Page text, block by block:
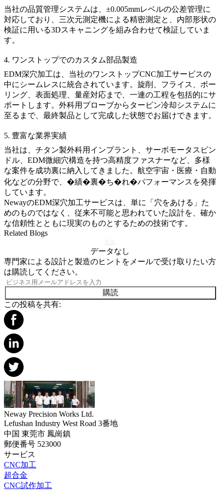
当社の品質管理システムは、 ±0.005mmレベルの公差管理に
対応しており、三次元測定機による精密測定と、内部形状の
検証に用いる3Dスキャニングを組み合わせて検証していま
す。
4. ワンストップでのカスタム部品製造
EDM深穴加工は、当社のワンストップCNC加工サービスの
中にシームレスに統合されています。旋削、フライス、ボー
リング、表面処理、 量産対応まで、一連の工程を包括的にサ
ポートします。外科用プローブからタービン冷却システムに
至るまで、最終製品として完成した状態でお届けできます。
5. 豊富な業界実績
当社は、チタン製外科用インプラント、サーボモータスピン
ドル、EDM微細穴構造を持つ高精度ファスナーなど、多様
な案件を成功裏に納入してきました。航空宇宙・医療・自動
化などの分野で、�績�裏�ち�れ�パフォーマンスを発揮
しています。
NewayのEDM深穴加工サービスは、単に「穴をあける」た
めのものではなく、従来不可能と思われていた設計を、確か
な信頼性とともに現実のものとするための技術です。
Related Blogs
データなし
専門家による設計と製造のヒントをメールで受け取りたい方
は購読してください。
購読
この投稿を共有:
Neway Precision Works Ltd.
Lefushan Industry West Road 3番地
中国 東莞市 鳳崗鎮
郵便番号 523000
サービス
CNC加工
超合金
CNC試作加工